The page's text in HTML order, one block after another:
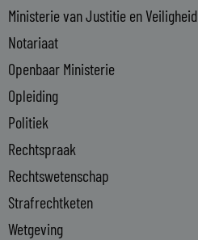
Ministerie van Justitie en Veiligheid
Notariaat
Openbaar Ministerie
Opleiding
Politiek
Rechtspraak
Rechtswetenschap
Strafrechtketen
Wetgeving